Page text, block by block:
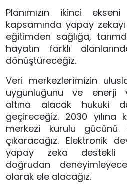
Planımızın ikinci
kapsamında yapay
eğitimden sağlığa,
hayatın farklı
dönüştüreceğiz.
Veri merkezlerimizin
uygunluğunu ve enerji
altına alacak hukuki
geçireceğiz. 2030 yılına
merkezi kurulu
çıkaracağız. Elektronik
yapay zeka destekli
doğrudan
olarak ele alacağız.